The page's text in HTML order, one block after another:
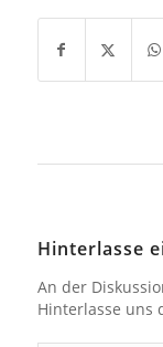
Hinterlasse
An der
Hinterlasse uns